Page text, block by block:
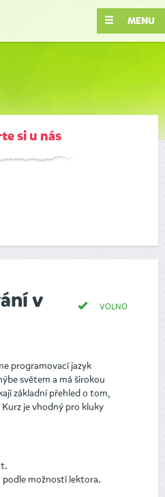
MENU
si u nás
VOLNO
v
programovací jazyk
světem a má širokou
základní přehled o tom,
je vhodný pro kluky
podle možností lektora.